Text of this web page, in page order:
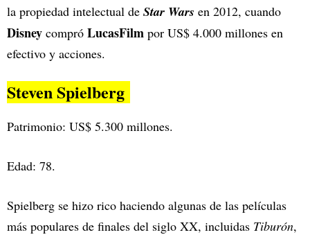
la propiedad intelectual de Star Wars en 2012, cuando
Disney compró LucasFilm por US$ 4.000 millones en
efectivo y acciones.
Steven Spielberg
Patrimonio: US$ 5.300 millones.
Edad: 78.
Spielberg se hizo rico haciendo algunas de las películas
más populares de finales del siglo XX, incluidas Tiburón,